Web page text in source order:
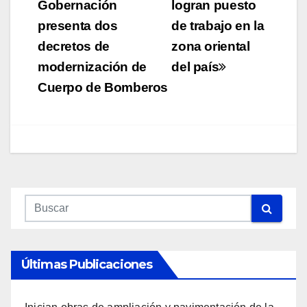
de
entradas
logran puesto
de trabajo en la
zona oriental
del país
Gobernación
presenta dos
decretos de
modernización de
Cuerpo de Bomberos
Últimas Publicaciones